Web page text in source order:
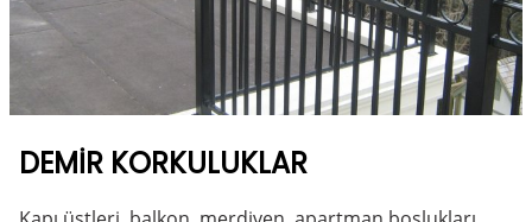
DEMIR KORKULUKLAR